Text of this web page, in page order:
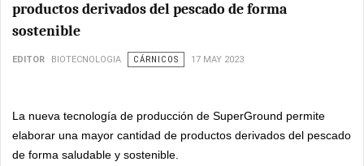
productos derivados del pescado de forma
sostenible
EDITOR BIOTECNOLOGIA CÁRNICOS 17 MAY 2023
La nueva tecnología de producción de SuperGround permite
elaborar una mayor cantidad de productos derivados del pescado
de forma saludable y sostenible.